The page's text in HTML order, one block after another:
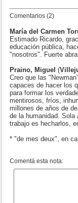
Comentarios (2)
María del Carmen
Estimado Ricardo,
educación pública,
"nosotros". Fuerte
Praino, Miguel (
Creo que las
capaces de hacer los
para formar los
mentirosos, fríos,
millones de años de
de la humanidad.
trabajo es hecharlos,
* "de mes deux", en
Comentá esta nota: